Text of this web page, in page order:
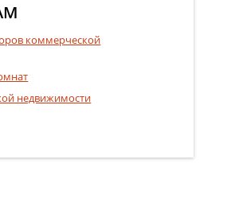
коммерческой
недвижимости